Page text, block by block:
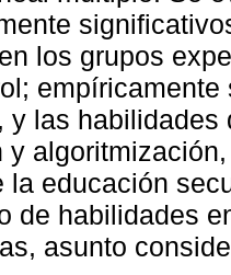
los grupos
y las
y
la educación
de habilidades
asunto